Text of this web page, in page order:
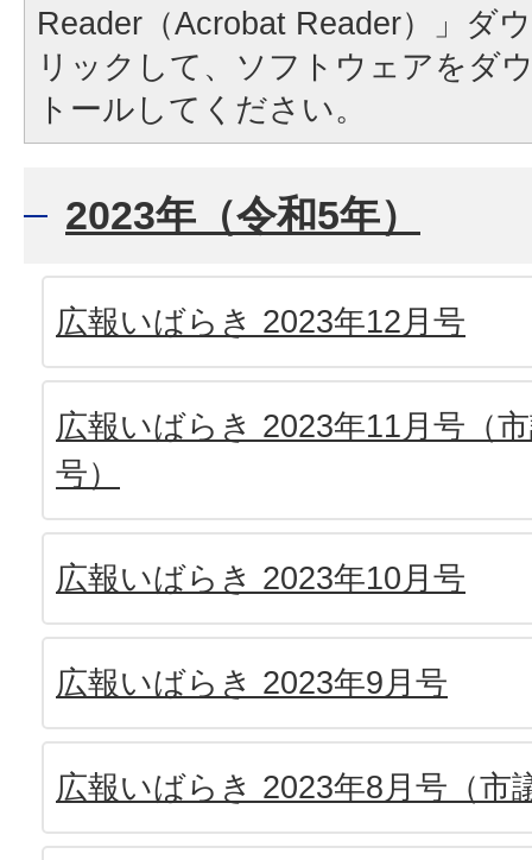
Reader（Acrobat Reader）」ダ
リックして、ソフトウェアをダ
トールしてください。
2023年（令和5年）
広報いばらき 2023年12月号
広報いばらき 2023年11月号（
号）
広報いばらき 2023年10月号
広報いばらき 2023年9月号
広報いばらき 2023年8月号（市